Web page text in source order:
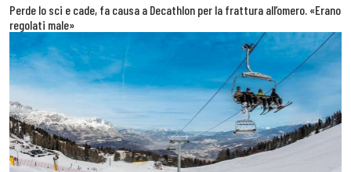
Perde lo sci e cade, fa causa a Decathlon per la frattura all’omero. «Erano
regolati male»